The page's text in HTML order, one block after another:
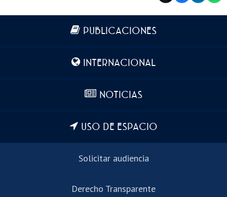
Más información
PUBLICACIONES
INTERNACIONAL
NOTICIAS
USO DE ESPACIO
Solicitar audiencia
Derecho Transparente